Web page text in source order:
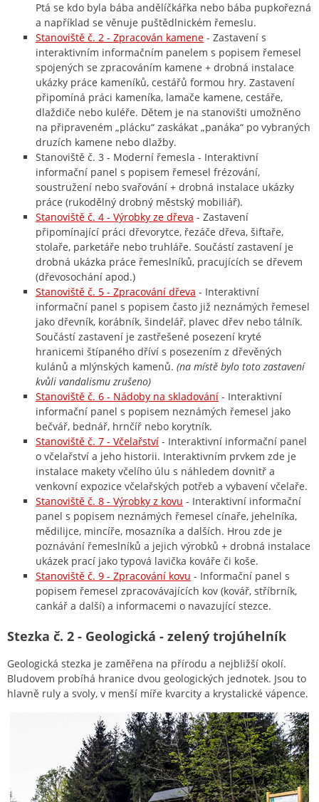
Ptá se kdo byla bába andělíčkářka nebo bába pupkořezná
a například se věnuje puštědlnickém řemeslu.
Stanoviště č. 2 - Zpracován kamene - Zastavení s
interaktivním informačním panelem s popisem řemesel
spojených se zpracováním kamene + drobná instalace
ukázky práce kameníků, cestářů formou hry. Zastavení
připomíná práci kameníka, lamače kamene, cestáře,
dlaždiče nebo kuléře. Dětem je na stanovišti umožněno
na připraveném „plácku“ zaskákat „panáka“ po vybraných
druzích kamene nebo dlažby.
Stanoviště č. 3 - Moderní řemesla - Interaktivní
informační panel s popisem řemesel frézování,
soustružení nebo svařování + drobná instalace ukázky
práce (rukodělný drobný městský mobiliář).
Stanoviště č. 4 - Výrobky ze dřeva - Zastavení
připomínající práci dřevorytce, řezáče dřeva, šiftaře,
stolaře, parketáře nebo truhláře. Součástí zastavení je
drobná ukázka práce řemeslníků, pracujících se dřevem
(dřevosochání apod.)
Stanoviště č. 5 - Zpracování dřeva - Interaktivní
informační panel s popisem často již neznámých řemesel
jako dřevník, korábník, šindelář, plavec dřev nebo tálník.
Součástí zastavení je zastřešené posezení kryté
hranicemi štípaného dříví s posezením z dřevěných
kulánů a mlýnských kamenů. (na místě bylo toto zastavení
kvůli vandalismu zrušeno)
Stanoviště č. 6 - Nádoby na skladování - Interaktivní
informační panel s popisem neznámých řemesel jako
bečvář, bednář, hrnčíř nebo korytník.
Stanoviště č. 7 - Včelařství - Interaktivní informační panel
o včelařství a jeho historii. Interaktivním prvkem zde je
instalace makety včelího úlu s náhledem dovnitř a
venkovní expozice včelařských potřeb a vybavení včelaře.
Stanoviště č. 8 - Výrobky z kovu - Interaktivní informační
panel s popisem neznámých řemesel cínaře, jehelníka,
mědilijce, mincíře, mosazníka a dalších. Hrou zde je
poznávání řemeslníků a jejich výrobků + drobná instalace
ukázek prací jako typová lavička kováře či koše.
Stanoviště č. 9 - Zpracování kovu - Informační panel s
popisem řemesel zpracovávajících kov (kovář, stříbrník,
cankář a další) a informacemi o navazující stezce.
Stezka č. 2 - Geologická - zelený trojúhelník
Geologická stezka je zaměřena na přírodu a nejbližší okolí.
Bludovem probíhá hranice dvou geologických jednotek. Jsou to
hlavně ruly a svoly, v menší míře kvarcity a krystalické vápence.